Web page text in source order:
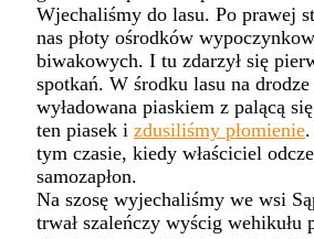
Wjechaliśmy do lasu. Po prawej
nas płoty ośrodków
biwakowych. I tu zdarzył się
spotkań. W środku lasu na drodze
wyładowana piaskiem z palącą
ten piasek i zdusiliśmy płomienie
tym czasie, kiedy właściciel
samozapłon.
Na szosę wyjechaliśmy we wsi
trwał szaleńczy wyścig wehikułu